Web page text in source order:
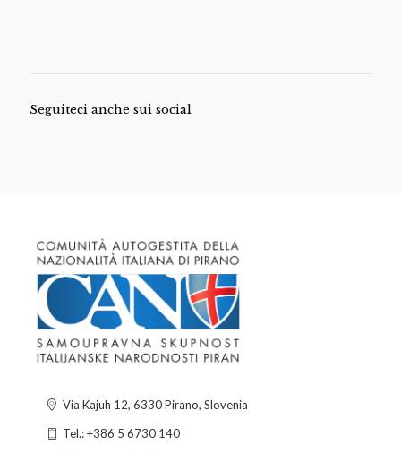
Seguiteci anche sui social
Via Kajuh 12, 6330 Pirano, Slovenia
Tel.: +386 5 6730 140